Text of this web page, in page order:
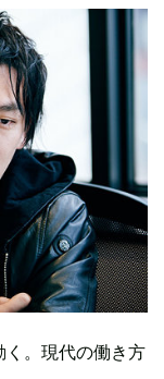
。現代の働き方